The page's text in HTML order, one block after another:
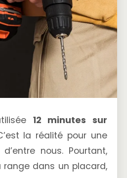
12 minutes sur
la réalité pour une
nous. Pourtant,
range dans un placard,